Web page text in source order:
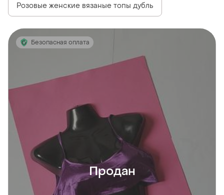
Розовые женские вязаные топы дубль
Безопасная оплата
Продан